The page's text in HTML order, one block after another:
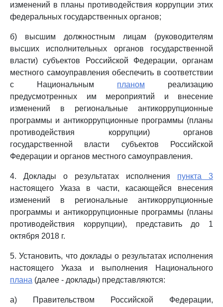
изменений в планы противодействия коррупции этих
федеральных государственных органов;
б) высшим должностным лицам (руководителям
высших исполнительных органов государственной
власти) субъектов Российской Федерации, органам
местного самоуправления обеспечить в соответствии
с Национальным планом реализацию
предусмотренных им мероприятий и внесение
изменений в региональные антикоррупционные
программы и антикоррупционные программы (планы
противодействия коррупции) органов
государственной власти субъектов Российской
Федерации и органов местного самоуправления.
4. Доклады о результатах исполнения пункта 3
настоящего Указа в части, касающейся внесения
изменений в региональные антикоррупционные
программы и антикоррупционные программы (планы
противодействия коррупции), представить до 1
октября 2018 г.
5. Установить, что доклады о результатах исполнения
настоящего Указа и выполнения Национального
плана (далее - доклады) представляются:
а) Правительством Российской Федерации,